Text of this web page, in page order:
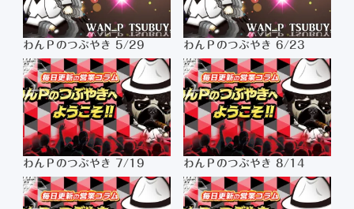
わんＰのつぶやき 5/29 わんＰのつぶやき 6/23
わんＰのつぶやき 7/19 わんＰのつぶやき 8/14